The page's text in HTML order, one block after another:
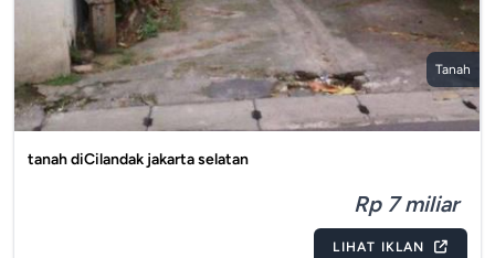
Tanah
tanah diCilandak jakarta selatan
Rp 7 miliar
LIHAT IKLAN